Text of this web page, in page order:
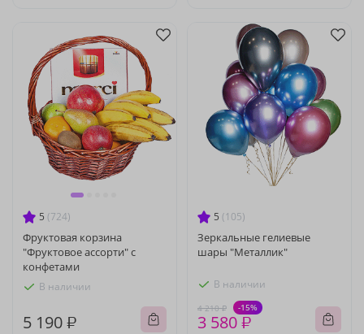
5 (724)
Фруктовая корзина
"Фруктовое ассорти" с
конфетами
В наличии
5 190 ₽
5 (105)
Зеркальные гелиевые
шары "Металлик"
В наличии
4 210 ₽ -15%
3 580 ₽